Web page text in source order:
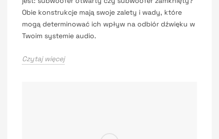
Obie konstrukcje mają swoje zalety i wady, które
mogą determinować ich wpływ na odbiór dźwięku w
Twoim systemie audio.
Czytaj więcej